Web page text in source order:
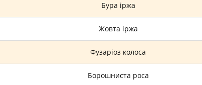
Бура іржа
Жовта іржа
Фузаріоз колоса
Борошниста роса